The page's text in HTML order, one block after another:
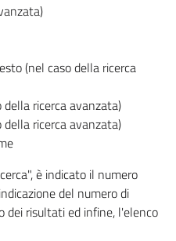
(nel caso della ricerca
ricerca avanzata)
ricerca avanzata)
è indicato il numero
del numero di
dei risultati ed infine, l'elenco